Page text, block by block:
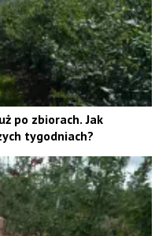
po zbiorach. Jak
tygodniach?